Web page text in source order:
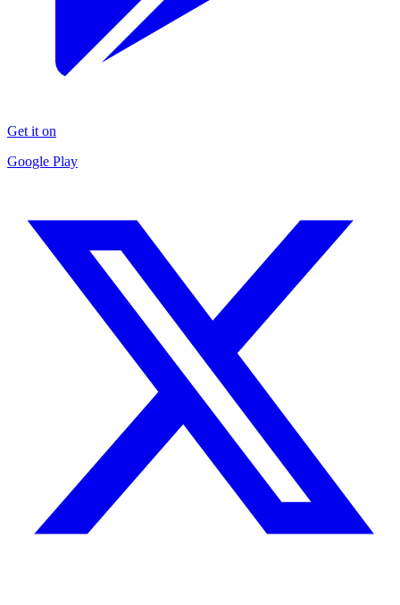
Get it on
Google Play